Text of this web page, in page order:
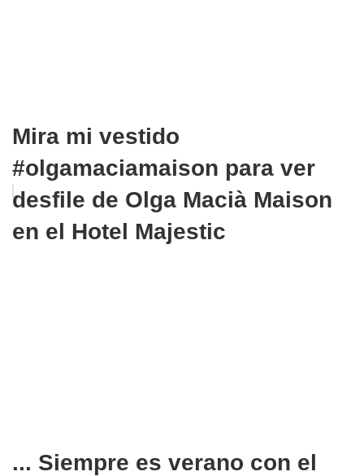
Mira mi vestido
#olgamaciamaison para ver
desfile de Olga Macià Maison
en el Hotel Majestic
... Siempre es verano con el